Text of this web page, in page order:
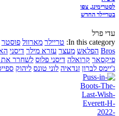
לסטרימינג, צפו
בטריילר החדש
עדי פרל
In this category: טריילר מארוול פוסטר
Bros הפלאש מעצר עזרא מילר דיסני
פיקסאר קרואלה דיסני פלוס לשחרר את
ג'יימס לברון זנדאיה לוני טונס ליהוק